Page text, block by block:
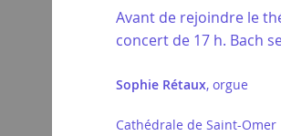
Avant de rejoindre le
concert de 17 h. Bach
Sophie Rétaux, orgue
Cathédrale de Saint-Omer